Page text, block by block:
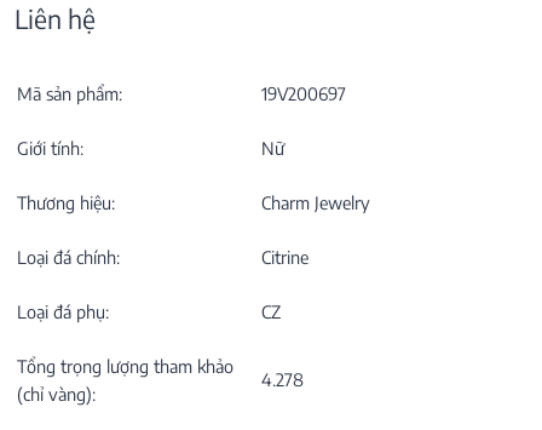
Liên hệ
Mã sản phẩm: 19V200697
Giới tính: Nữ
Thương hiệu: Charm Jewelry
Loại đá chính: Citrine
Loại đá phụ: CZ
Tổng trọng lượng tham khảo
(chỉ vàng):
4.278